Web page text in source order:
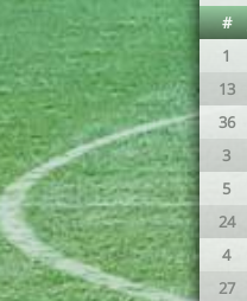
#
1
13
36
3
5
24
4
27